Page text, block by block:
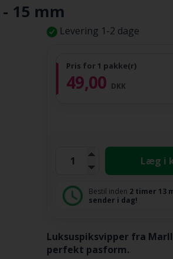
15 mm
Levering 1-2 dage
Pris for 1 pakke(r)
49,00 DKK
Læg i
Bestil inden 2 timer 13
sender i dag!
Luksuspiksvipper fra
perfekt pasform.